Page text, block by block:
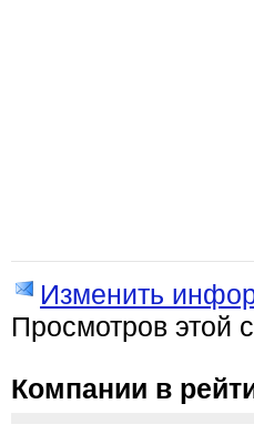
Изменить
Просмотров этой
Компании в